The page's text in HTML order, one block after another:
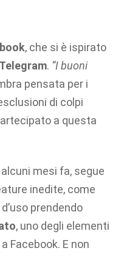
, che si è ispirato
Telegram. “I buoni
pensata per i
di colpi
a questa
mesi fa, segue
inedite, come
prendendo
, uno degli elementi
Facebook. E non